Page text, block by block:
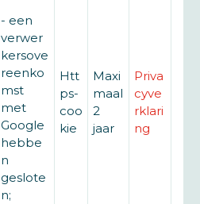
- een
verwer
kersove
reenko
mst
met
Google
hebbe
n
geslote
n;
Htt
ps-
coo
kie
Maxi
maal
2
jaar
Priva
cyve
rklari
ng